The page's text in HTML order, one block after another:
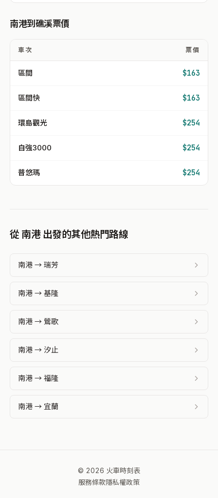
南港到礁溪票價
車次 票價
區間 $163
區間快 $163
環島觀光 $254
自強3000 $254
普悠瑪 $254
從 南港 出發的其他熱門路線
南港 → 瑞芳
南港 → 基隆
南港 → 鶯歌
南港 → 汐止
南港 → 福隆
南港 → 宜蘭
© 2026 火車時刻表
服務條款隱私權政策